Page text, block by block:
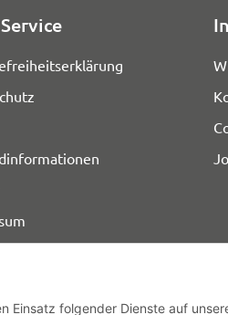
Einsatz folgender Dienste auf